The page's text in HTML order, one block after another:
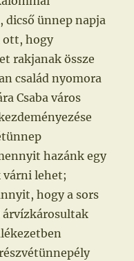
dicső ünnep napja
ott, hogy
rakjanak össze
család nyomora
Csaba város
hazánk egy
várni lehet;
hogy a sors
árvízkárosultak